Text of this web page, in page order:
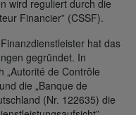
wird reguliert durch die
Financier” (CSSF).
hat das
gegründet. In
„Autorité de Contrôle
die „Banque de
(Nr. 122635) die